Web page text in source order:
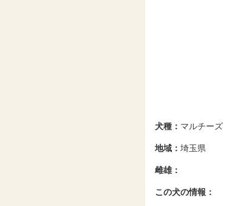
犬種： マルチーズ
地域：埼玉県
雌雄：
この犬の情報：